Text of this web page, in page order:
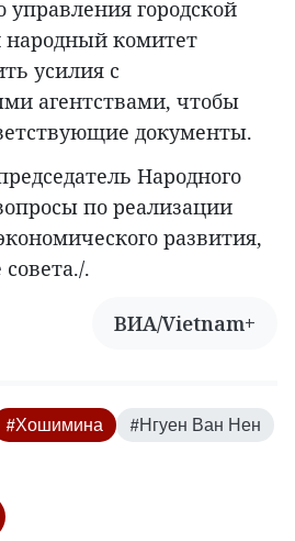
управления городской
народный комитет
усилия с
агентствами, чтобы
документы.
Народного
по реализации
развития,
.
ВИА/Vietnam+
#Хошимина
#Нгуен Ван Нен